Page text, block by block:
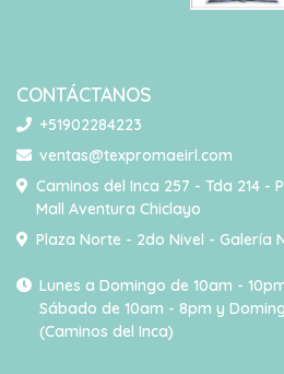
CONTÁCTANOS
+51902284223
ventas@texpromaeirl.com
Caminos del Inca 257 - Tda 214 -
Mall Aventura Chiclayo
Plaza Norte - 2do Nivel - Galería
Lunes a Domingo de 10am -
Sábado de 10am - 8pm y
(Caminos del Inca)